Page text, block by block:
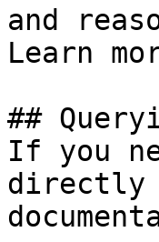
and
Learn
##
If you
directly